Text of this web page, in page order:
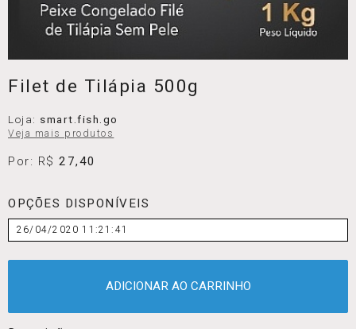
Filet de Tilápia 500g
Loja: smart.fish.go
Veja mais produtos
Por: R$27,40
OPÇÕES DISPONÍVEIS
26/04/2020 11:21:41
ADICIONAR AO CARRINHO